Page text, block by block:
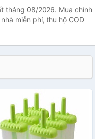
tháng 08/2026. Mua chính
miễn phí, thu hộ COD